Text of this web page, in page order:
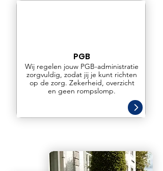
PGB
Wij regelen jouw PGB-administratie
zorgvuldig, zodat jij je kunt richten
op de zorg. Zekerheid, overzicht
en geen rompslomp.